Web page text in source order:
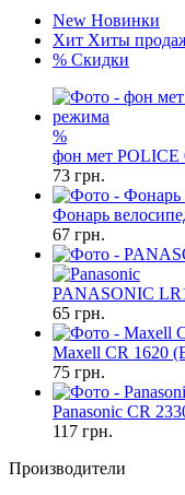
New Новинки
Хит Хиты
% Скидки
%
фон мет POLICE
73 грн.
Фонарь
67 грн.
PANASONIC
65 грн.
Maxell CR 1620
75 грн.
Panasonic CR
117 грн.
Производители